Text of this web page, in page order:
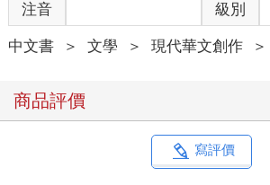
注音 級別
中文書 ＞ 文學 ＞ 現代華文創作 ＞
商品評價
寫評價